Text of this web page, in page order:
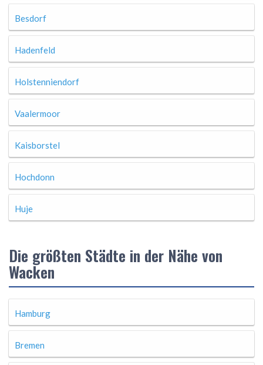
Besdorf
Hadenfeld
Holstenniendorf
Vaalermoor
Kaisborstel
Hochdonn
Huje
Die größten Städte in der Nähe von
Wacken
Hamburg
Bremen